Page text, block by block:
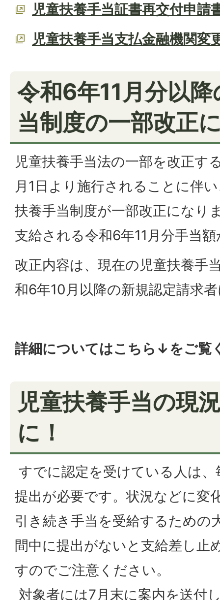
児童扶養手当証書再交付申請
児童扶養手当支払金融機関変
令和6年11月分以
当制度の一部改正
児童扶養手当法の一部を改正す
月1日より施行されることに伴
扶養手当制度が一部改正になり
支給される令和6年11月分手当
改正内容は、現在の児童扶養手
和6年10月以降の新規認定請求
詳細についてはこちら↓をご覧
児童扶養手当の現
に！
すでに認定を受けている人は
提出が必要です。状況などに変
引き続き手当を受給するための
間中に提出がないと支給差し止
すのでご注意ください。
対象者には7月末に案内を送付